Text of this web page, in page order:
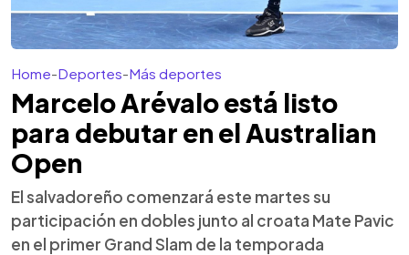
Home-Deportes-Más deportes
Marcelo Arévalo está listo
para debutar en el Australian
Open
El salvadoreño comenzará este martes su
participación en dobles junto al croata Mate Pavic
en el primer Grand Slam de la temporada